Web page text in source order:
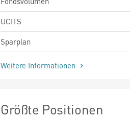
UCITS
Sparplan
Weitere Informationen
Größte Positionen